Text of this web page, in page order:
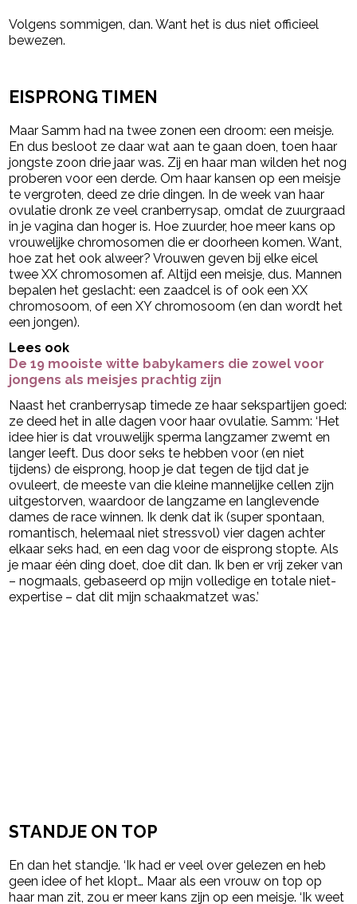
Volgens sommigen, dan. Want het is dus niet officieel
bewezen.
EISPRONG TIMEN
Maar Samm had na twee zonen een droom: een meisje.
En dus besloot ze daar wat aan te gaan doen, toen haar
jongste zoon drie jaar was. Zij en haar man wilden het nog
proberen voor een derde. Om haar kansen op een meisje
te vergroten, deed ze drie dingen. In de week van haar
ovulatie dronk ze veel cranberrysap, omdat de zuurgraad
in je vagina dan hoger is. Hoe zuurder, hoe meer kans op
vrouwelijke chromosomen die er doorheen komen. Want,
hoe zat het ook alweer? Vrouwen geven bij elke eicel
twee XX chromosomen af. Altijd een meisje, dus. Mannen
bepalen het geslacht: een zaadcel is of ook een XX
chromosoom, of een XY chromosoom (en dan wordt het
een jongen).
Lees ook
De 19 mooiste witte babykamers die zowel voor
jongens als meisjes prachtig zijn
Naast het cranberrysap timede ze haar sekspartijen goed:
ze deed het in alle dagen voor haar ovulatie. Samm: ‘Het
idee hier is dat vrouwelijk sperma langzamer zwemt en
langer leeft. Dus door seks te hebben voor (en niet
tijdens) de eisprong, hoop je dat tegen de tijd dat je
ovuleert, de meeste van die kleine mannelijke cellen zijn
uitgestorven, waardoor de langzame en langlevende
dames de race winnen. Ik denk dat ik (super spontaan,
romantisch, helemaal niet stressvol) vier dagen achter
elkaar seks had, en een dag voor de eisprong stopte. Als
je maar één ding doet, doe dit dan. Ik ben er vrij zeker van
– nogmaals, gebaseerd op mijn volledige en totale niet-
expertise – dat dit mijn schaakmatzet was.’
STANDJE ON TOP
En dan het standje. ‘Ik had er veel over gelezen en heb
geen idee of het klopt… Maar als een vrouw on top op
haar man zit, zou er meer kans zijn op een meisje. ‘Ik weet